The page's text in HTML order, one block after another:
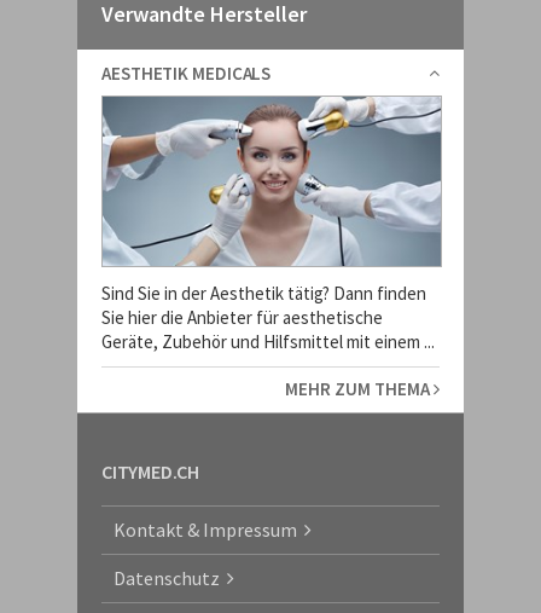
Verwandte Hersteller
AESTHETIK MEDICALS
Sind Sie in der Aesthetik tätig? Dann finden
Sie hier die Anbieter für aesthetische
Geräte, Zubehör und Hilfsmittel mit einem ...
MEHR ZUM THEMA
CITYMED.CH
Kontakt & Impressum
Datenschutz